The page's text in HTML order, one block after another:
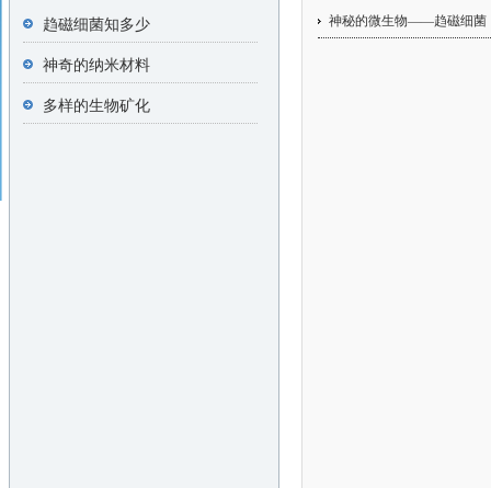
趋磁细菌知多少
神奇的纳米材料
多样的生物矿化
神秘的微生物——趋磁细菌